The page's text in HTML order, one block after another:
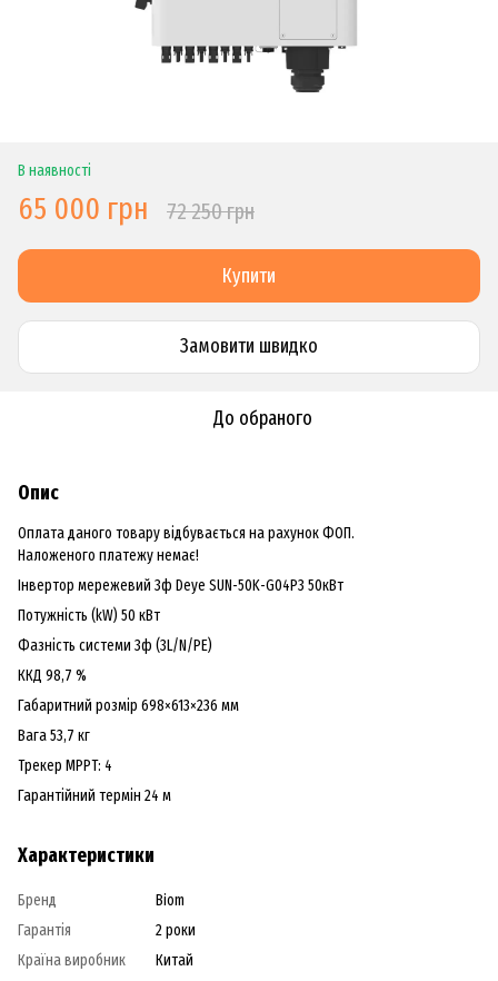
В наявності
65 000 грн 72 250 грн
Купити
Замовити швидко
До обраного
Опис
Оплата даного товару відбувається на рахунок ФОП.
Наложеного платежу немає!
Інвертор мережевий 3ф Deye SUN-50K-G04P3 50кВт
Потужність (kW) 50 кВт
Фазність системи 3ф (3L/N/PE)
ККД 98,7 %
Габаритний розмір 698×613×236 мм
Вага 53,7 кг
Трекер МРРТ: 4
Гарантійний термін 24 м
Характеристики
Бренд
Biom
Гарантія
2 роки
Країна виробник
Китай